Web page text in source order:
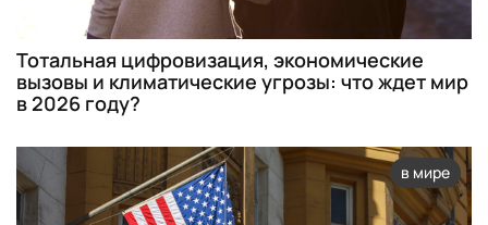
Тотальная цифровизация, экономические
вызовы и климатические угрозы: что ждет мир
в 2026 году?
в мире